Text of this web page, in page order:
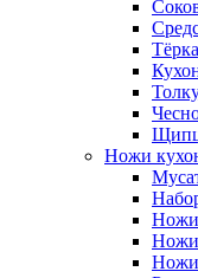
Ножи
Ножи
Ножи
Ножи